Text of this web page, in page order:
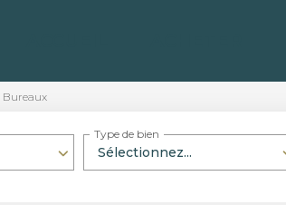
Bureaux
Sélectionnez...
Type de bien